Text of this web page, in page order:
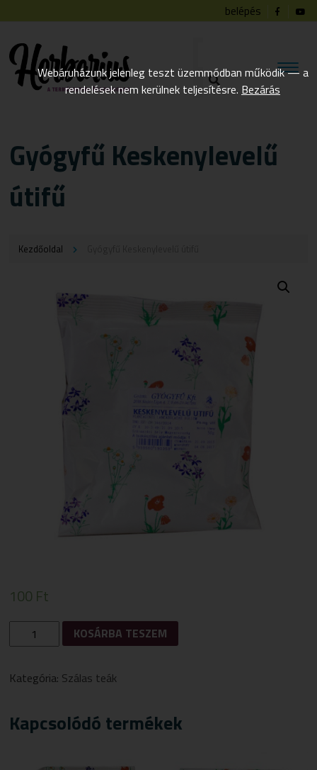
belépés
Gyógyfű Keskenylevelű
útifű
Kezdőoldal
100 Ft
KESKENYLEVELŰKOSÁRBA TESZEM
Kategória: Szálas teák
Kapcsolódó termékek
Webáruházunk jelenleg teszt üzemmódban működik — a
rendelések nem kerülnek teljesítésre. Bezárás